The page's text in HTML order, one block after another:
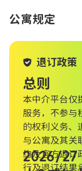
公寓规定
退订政策
总则
本中介平台仅
服务，不参与
的权利义务、
与公寓及其关
约及官方退订
行及退订结果
2026/27